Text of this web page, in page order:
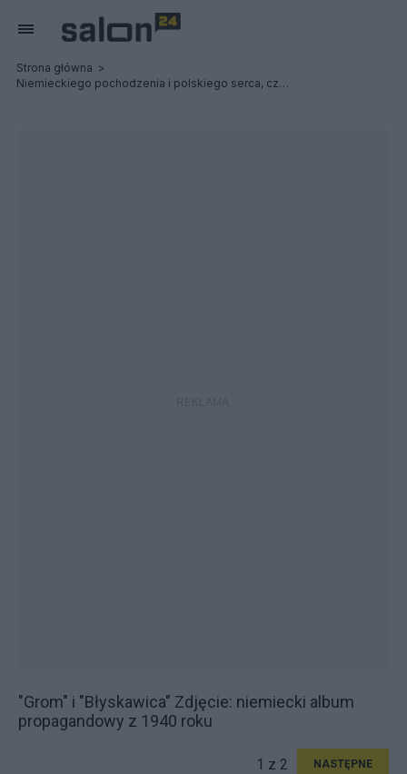
Strona główna
Niemieckiego pochodzenia i polskiego serca, czyli o powrocie admirała Unruga
"Grom" i "Błyskawica" Zdjęcie: niemiecki album
propagandowy z 1940 roku
1 z 2 NASTĘPNE